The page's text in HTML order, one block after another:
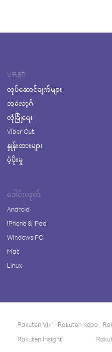
VIBER
လုပ်ဆောင်ချက်များ
ဘလော့ဂ်
လုံခြုံရေး
Viber Out
နှုန်းထားများ
ပံ့ပိုးမှု
ဒေါင်းလုတ်
Android
iPhone & iPad
Windows PC
Mac
Linux
Rakuten Viki Rakuten Kobo
Rakuten Insight